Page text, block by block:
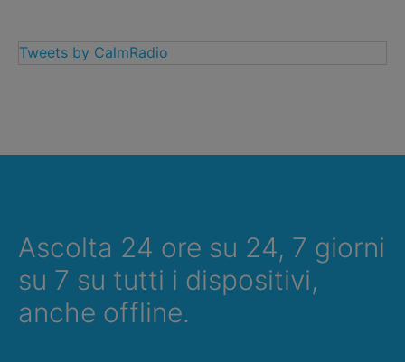
Tweets by CalmRadio
Ascolta 24 ore su 24, 7 giorni
su 7 su tutti i dispositivi,
anche offline.